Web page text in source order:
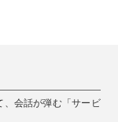
、会話が弾む「サービ